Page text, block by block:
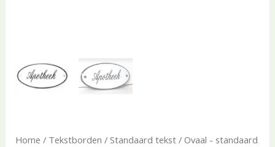
Home / Tekstborden / Standaard tekst/ Ovaal - standaard